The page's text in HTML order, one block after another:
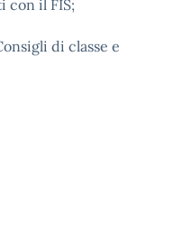
con il FIS;
di classe e